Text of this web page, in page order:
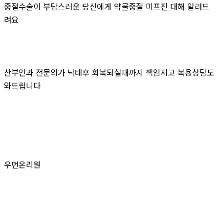
중절수술이 부담스러운 당신에게 약물중절 미프진 대해 알려드
려요
산부인과 전문의가 낙태후 회복되실때까지 책임지고 복용상담도
와드립니다
우먼온리원